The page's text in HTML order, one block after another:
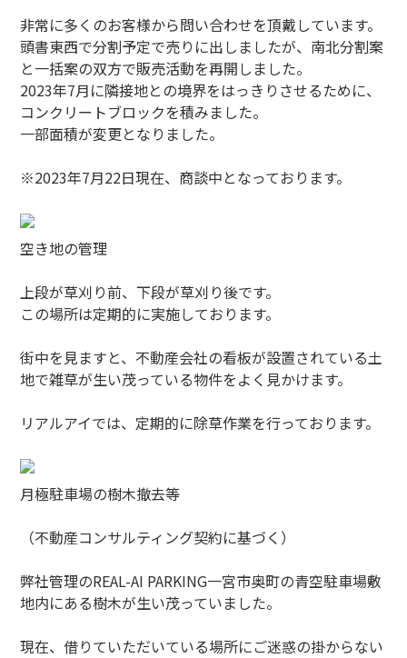
非常に多くのお客様から問い合わせを頂戴しています。
頭書東西で分割予定で売りに出しましたが、南北分割案
と一括案の双方で販売活動を再開しました。
2023年7月に隣接地との境界をはっきりさせるために、
コンクリートブロックを積みました。
一部面積が変更となりました。
※2023年7月22日現在、商談中となっております。
空き地の管理
上段が草刈り前、下段が草刈り後です。
この場所は定期的に実施しております。
街中を見ますと、不動産会社の看板が設置されている土
地で雑草が生い茂っている物件をよく見かけます。
リアルアイでは、定期的に除草作業を行っております。
月極駐車場の樹木撤去等
（不動産コンサルティング契約に基づく）
弊社管理のREAL-AI PARKING一宮市奥町の青空駐車場敷
地内にある樹木が生い茂っていました。
現在、借りていただいている場所にご迷惑の掛からない